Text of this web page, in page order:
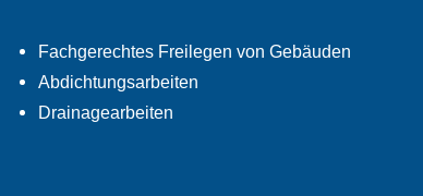
Fachgerechtes Freilegen von Gebäuden
Abdichtungsarbeiten
Drainagearbeiten